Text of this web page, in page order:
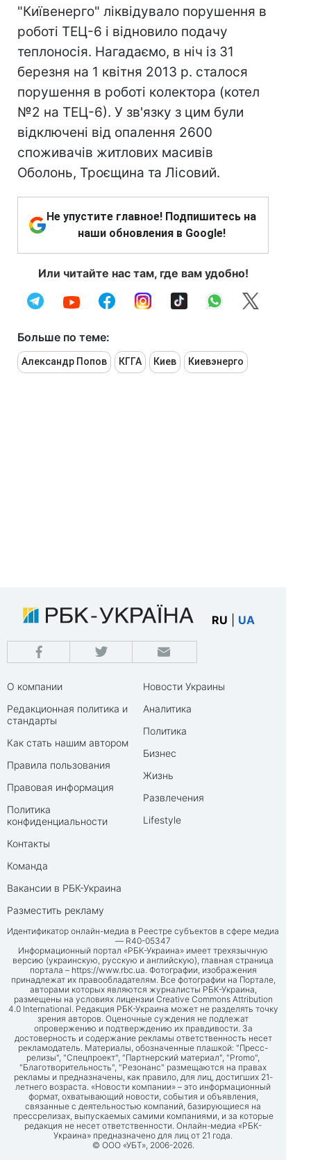
"Київенерго" ліквідувало порушення в
роботі ТЕЦ-6 і відновило подачу
теплоносія. Нагадаємо, в ніч із 31
березня на 1 квітня 2013 р. сталося
порушення в роботі колектора (котел
№2 на ТЕЦ-6). У зв'язку з цим були
відключені від опалення 2600
споживачів житлових масивів
Оболонь, Троєщина та Лісовий.
Не упустите главное! Подпишитесь на
наши обновления в Google!
Или читайте нас там, где вам удобно!
Больше по теме:
Александр Попов КГГА Киев Киевэнерго
RU UA
О компании
Редакционная политика и
стандарты
Как стать нашим автором
Правила пользования
Правовая информация
Политика
конфиденциальности
Контакты
Команда
Вакансии в РБК-Украина
Разместить рекламу
Новости Украины
Аналитика
Политика
Бизнес
Жизнь
Развлечения
Lifestyle
Идентификатор онлайн-медиа в Реестре субъектов в сфере медиа
— R40-05347
Информационный портал «РБК-Украина» имеет трехязычную
версию (украинскую, русскую и английскую), главная страница
портала – https://www.rbc.ua. Фотографии, изображения
принадлежат их правообладателям. Все фотографии на Портале,
авторами которых являются журналисты РБК-Украина,
размещены на условиях лицензии Creative Commons Attribution
4.0 International. Редакция РБК-Украина может не разделять точку
зрения авторов. Оценочные суждения не подлежат
опровержению и подтверждению их правдивости. За
достоверность и содержание рекламы ответственность несет
рекламодатель. Материалы, обозначенные плашкой: "Пресс-
релизы", "Спецпроект", "Партнерский материал", "Promo",
"Благотворительность", "Резонанс" размещаются на правах
рекламы и предназначены, как правило, для лиц, достигших 21-
летнего возраста. «Новости компании» – это информационный
формат, охватывающий новости, события и объявления,
связанные с деятельностью компаний, базирующиеся на
прессрелизах, выпускаемых самими компаниями, и за которые
редакция не несет ответственности. Онлайн-медиа «РБК-
Украина» предназначено для лиц от 21 года.
© ООО «УБТ», 2006-2026.